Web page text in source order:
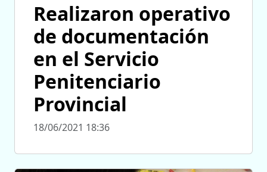
Realizaron operativo
de documentación
en el Servicio
Penitenciario
Provincial
18/06/2021 18:36